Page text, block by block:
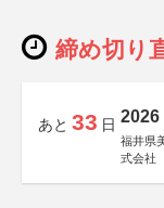
締め切り
あと 33 日 2026
福井県
式会社